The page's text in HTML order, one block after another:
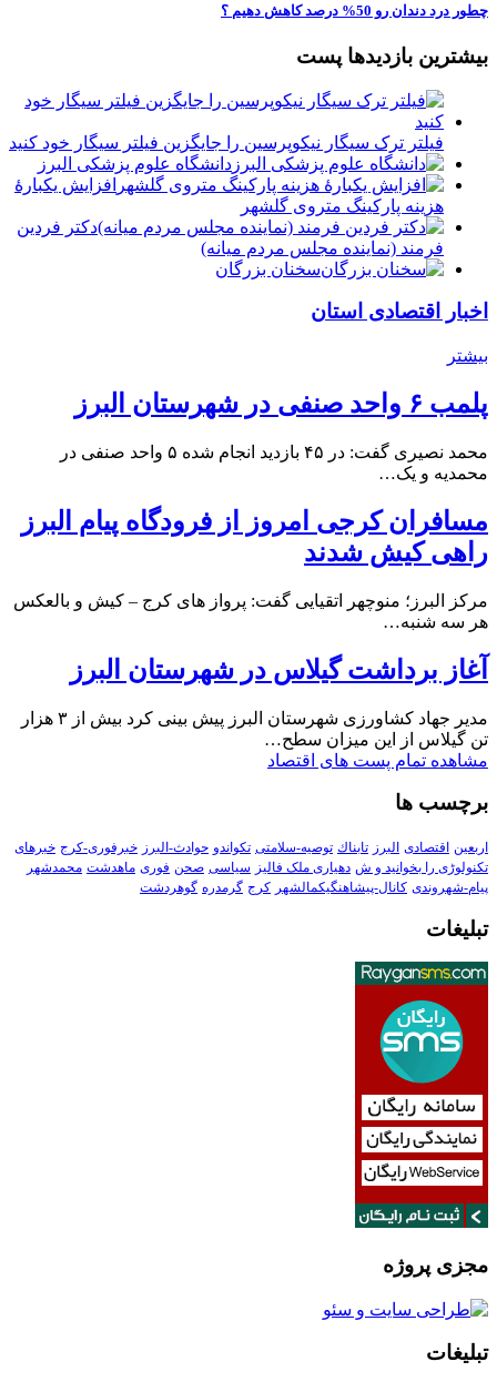
چطور درد دندان رو 50% درصد کاهش دهیم ؟
بیشترین بازدیدها پست
فیلتر ترک سیگار نیکوپرسین را جایگزین فیلتر سیگار خود کنید
دانشگاه علوم پزشکی البرز
افزایش یکبارۀ
هزینه پارکینگ متروی گلشهر
دكتر فردين
فرمند (نماينده مجلس مردم میانه)
سخنان بزرگان
اخبار اقتصادی استان
بیشتر
پلمب ۶ واحد صنفی در شهرستان البرز
محمد نصیری گفت: در ۴۵ بازدید انجام شده ۵ واحد صنفی در
محمدیه و یک…
مسافران کرجی امروز از فرودگاه پیام البرز
راهی کیش شدند
مرکز البرز؛ منوچهر اتقیایی گفت: پرواز های کرج – کیش و بالعکس
هر سه شنبه…
آغاز برداشت گیلاس در شهرستان البرز
مدیر جهاد کشاورزی شهرستان البرز پیش بینی کرد بیش از ۳ هزار
تن گیلاس از این میزان سطح…
مشاهده تمام پست های اقتصاد
برچسب ها
اربعین اقتصادی البرز تابناك توصیه-سلامتی تکواندو حوادث-البرز خبرفوری-کرج خبرهای
تکنولوڑی را بخوانید و ش دهیاری ملک فالیز سیاسی صحن فوری ماهدشت محمدشهر
پیام-شهروندی کانال-پیشاهنگیکمالشهر کرج گرمدره گوهردشت
تبلیغات
مجزی پروژه
تبلیغات